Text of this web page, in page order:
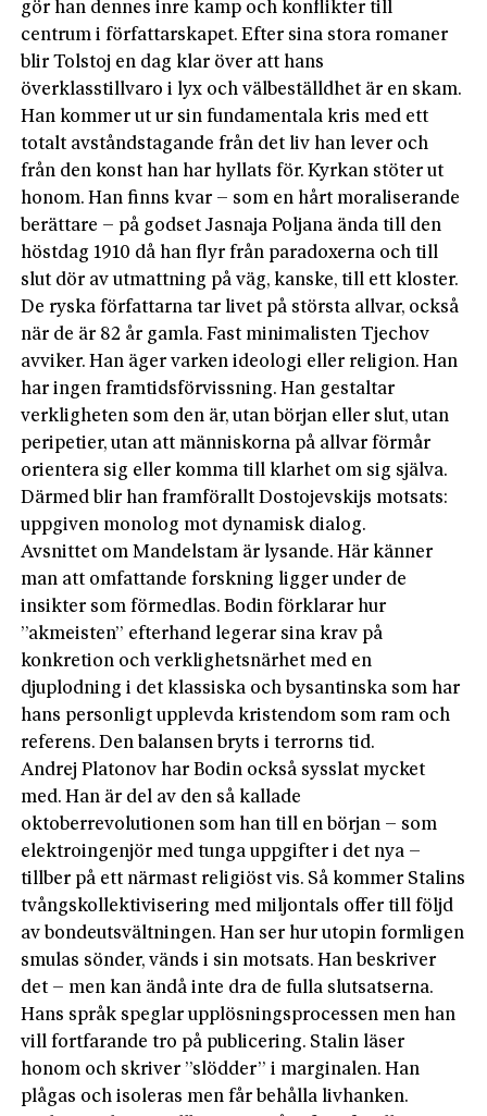
gör han dennes inre kamp och konflikter till
centrum i författarskapet. Efter sina stora romaner
blir Tolstoj en dag klar över att hans
överklasstillvaro i lyx och välbeställdhet är en skam.
Han kommer ut ur sin fundamentala kris med ett
totalt avstånds­tagande från det liv han lever och
från den konst han har hyllats för. Kyrkan stöter ut
honom. Han finns kvar – som en hårt moraliserande
berättare – på godset Jasnaja Poljana ända till den
höstdag 1910 då han flyr från paradoxerna och till
slut dör av utmattning på väg, kanske, till ett kloster.
De ryska författarna tar livet på största allvar, också
när de är 82 år gamla. Fast minimalisten Tjechov
avviker. Han äger varken ideologi eller religion. Han
har ingen framtidsförvissning. Han gestaltar
verkligheten som den är, utan början eller slut, utan
peripetier, utan att människorna på allvar förmår
orientera sig eller komma till klarhet om sig själva.
Därmed blir han framförallt Dostojevskijs motsats:
uppgiven monolog mot dynamisk dialog.
Avsnittet om Mandelstam är lysande. Här känner
man att omfattande forskning ligger under de
insikter som förmedlas. Bodin förklarar hur
”akmeisten” efterhand legerar sina krav på
konkretion och verklighetsnärhet med en
djuplodning i det klassiska och bysantinska som har
hans personligt upplevda kristendom som ram och
referens. Den balansen bryts i terrorns tid.
Andrej Platonov har Bodin också sysslat mycket
med. Han är del av den så kal­lade
oktoberrevolutionen som han till en början – som
elektroingenjör med tunga uppgifter i det nya –
tillber på ett närmast religiöst vis. Så kommer Stalins
tvångskollektivisering med miljontals offer till följd
av bondeutsvältningen. Han ser hur utopin formligen
smulas sönder, vänds i sin motsats. Han beskriver
det – men kan ändå inte dra de fulla slutsatserna.
Hans språk speglar upplösningsprocessen men han
vill fortfarande tro på publicering. Stalin läser
honom och skriver ”slödder” i marginalen. Han
plågas och isoleras men får behålla livhanken.